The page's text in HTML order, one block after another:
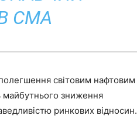
CMA
світовим нафтовим
майбутнього зниження
ринкових відносин.